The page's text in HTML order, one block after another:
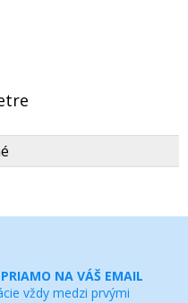
NA VÁŠ EMAIL
vždy medzi prvými